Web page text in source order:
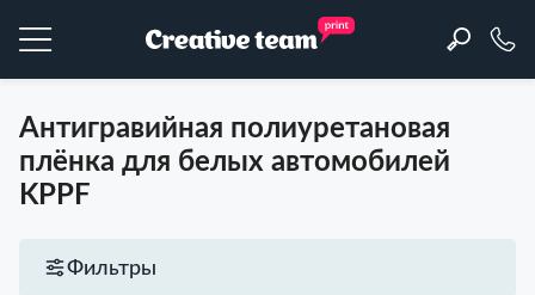
Антигравийная полиуретановая
плёнка для белых автомобилей
KPPF
Фильтры